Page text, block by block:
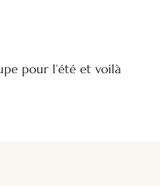
pour l’été et voilà